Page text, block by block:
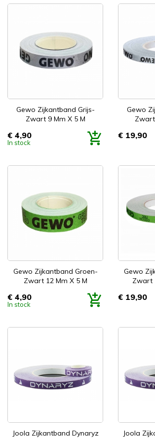
Gewo Zijkantband Grijs-
Zwart 9 Mm X 5 M
Prijs
€ 4,90
In stock
Gewo
Prijs
€ 19,90
Gewo Zijkantband Groen-
Zwart 12 Mm X 5 M
Prijs
€ 4,90
In stock
Gewo
Zwart
Prijs
€ 19,90
Joola Zijkantband Dynaryz
Joola